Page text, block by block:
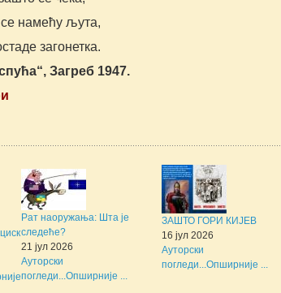
намећу љута,
загонетка.
Загреб 1947.
Рат наоружања: Шта је
следеће?
21 јул 2026
Ауторски
погледи... Опширније ...
ЗАШТО ГОРИ КИЈЕВ
16 јул 2026
Ауторски
погледи... Опширније ...